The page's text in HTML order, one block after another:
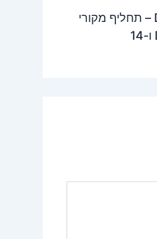
סוללת Dell J60J5 55Wh – תחליף מקורי